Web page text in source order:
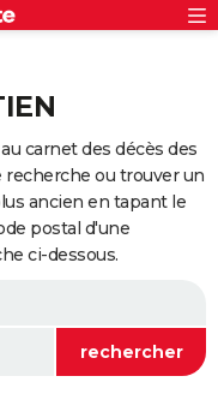
carnet des décès des
recherche ou trouver un
ancien en tapant le
postal d'une
ci-dessous.